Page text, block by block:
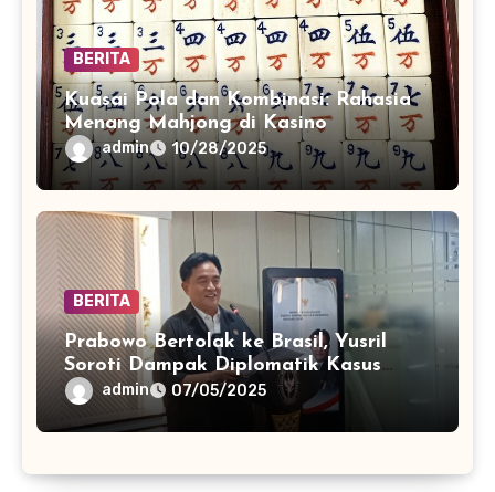
BERITA
Kuasai Pola dan Kombinasi: Rahasia
Menang Mahjong di Kasino
admin 10/28/2025
BERITA
Prabowo Bertolak ke Brasil, Yusril
Soroti Dampak Diplomatik Kasus
Juliana Marins
admin 07/05/2025